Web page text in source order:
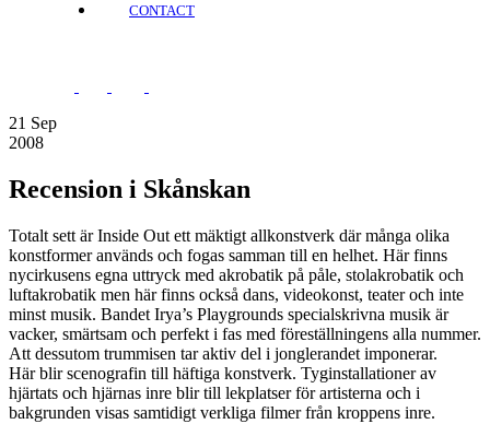
CONTACT
21 Sep
2008
Recension i Skånskan
Totalt sett är Inside Out ett mäktigt allkonstverk där många olika
konstformer används och fogas samman till en helhet. Här finns
nycirkusens egna uttryck med akrobatik på påle, stolakrobatik och
luftakrobatik men här finns också dans, videokonst, teater och inte
minst musik. Bandet Irya’s Playgrounds specialskrivna musik är
vacker, smärtsam och perfekt i fas med föreställningens alla nummer.
Att dessutom trummisen tar aktiv del i jonglerandet imponerar.
Här blir scenografin till häftiga konstverk. Tyginstallationer av
hjärtats och hjärnas inre blir till lekplatser för artisterna och i
bakgrunden visas samtidigt verkliga filmer från kroppens inre.